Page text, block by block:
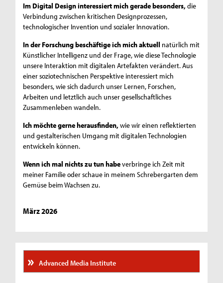
Im Digital Design interessiert mich gerade besonders,die
Verbindung zwischen kritischen Designprozessen,
technologischer Invention und sozialer Innovation.
In der Forschung beschäftige ich mich aktuell natürlich mit
Künstlicher Intelligenz und der Frage, wie diese Technologie
unsere Interaktion mit digitalen Artefakten verändert. Aus
einer soziotechnischen Perspektive interessiert mich
besonders, wie sich dadurch unser Lernen, Forschen,
Arbeiten und letztlich auch unser gesellschaftliches
Zusammenleben wandeln.
Ich möchte gerne herausfinden,wie wir einen reflektierten
und gestalterischen Umgang mit digitalen Technologien
entwickeln können.
Wenn ich mal nichts zu tun habeverbringe ich Zeit mit
meiner Familie oder schaue in meinem Schrebergarten dem
Gemüse beim Wachsen zu.
März 2026
Advanced Media Institute